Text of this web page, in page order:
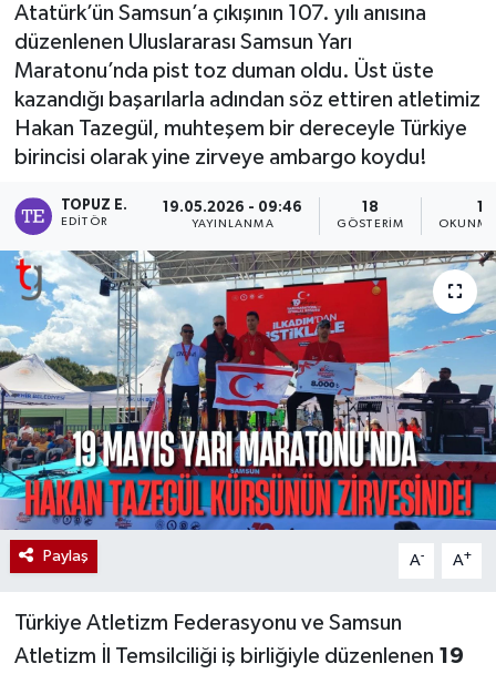
Atatürk’ün Samsun’a çıkışının 107. yılı anısına
düzenlenen Uluslararası Samsun Yarı
Maratonu’nda pist toz duman oldu. Üst üste
kazandığı başarılarla adından söz ettiren atletimiz
Hakan Tazegül, muhteşem bir dereceyle Türkiye
birincisi olarak yine zirveye ambargo koydu!
TOPUZ E.
EDITÖR
19.05.2026 - 09:46
YAYINLANMA
18
GÖSTERIM
Paylaş A- A+
Türkiye Atletizm Federasyonu ve Samsun
Atletizm İl Temsilciliği iş birliğiyle düzenlenen 19
TÜRKİYE